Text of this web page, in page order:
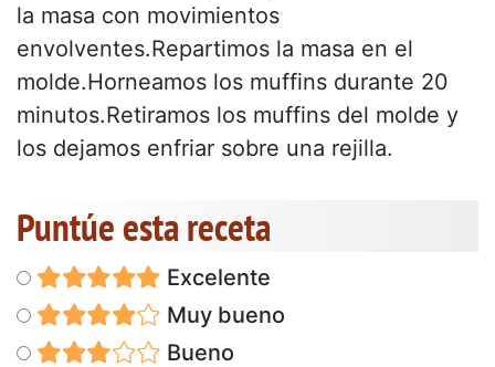
la masa con movimientos
envolventes.Repartimos la masa en el
molde.Horneamos los muffins durante 20
minutos.Retiramos los muffins del molde y
los dejamos enfriar sobre una rejilla.
Puntúe esta receta
Excelente
Muy bueno
Bueno